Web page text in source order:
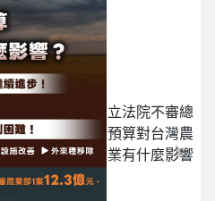
立法院不審總
預算對台灣農
業有什麼影響